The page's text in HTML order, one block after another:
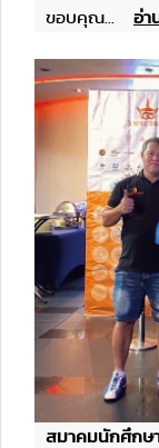
ขอบคุณ... อ่า
สมาคมนักศึกษา